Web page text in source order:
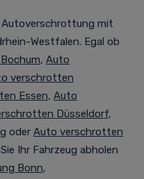
Autoverschrottung mit
Westfalen. Egal ob
, Auto
verschrotten
Essen, Auto
Düsseldorf,
oder Auto verschrotten
Ihr Fahrzeug abholen
Bonn,